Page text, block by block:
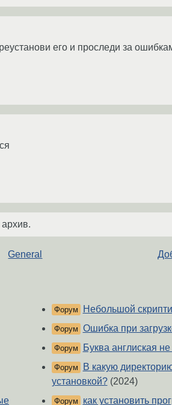
его и проследи за
General
Форум Небольшой
Форум Ошибка при
Форум Буква англиская
Форум
В какую
установкой?(2024)
Форум как установить